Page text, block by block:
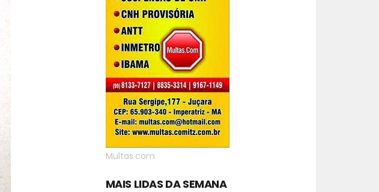
Multas.com
MAIS LIDAS DA SEMANA